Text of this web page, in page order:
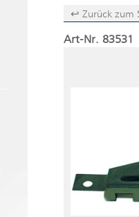
↩ Zurück zum
Art-Nr. 83531